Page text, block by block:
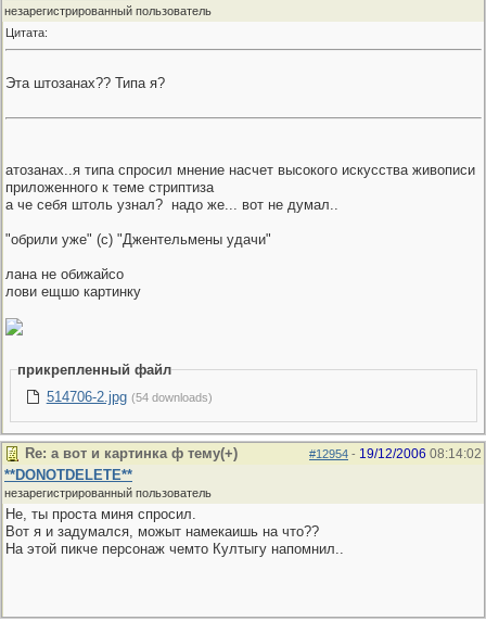
незарегистрированный пользователь
Цитата:
Эта штозанах?? Типа я?
атозанах..я типа спросил мнение насчет высокого искусства живописи
приложенного к теме стриптиза
а че себя штоль узнал? надо же... вот не думал..
"обрили уже" (с) "Джентельмены удачи"
лана не обижайсо
лови ещшо картинку
прикрепленный файл
514706-2.jpg (54 downloads)
#12954 - 19/12/2006 08:14:02
Re: а вот и картинка ф тему(+)
**DONOTDELETE**
незарегистрированный пользователь
Не, ты проста миня спросил.
Вот я и задумался, можыт намекаишь на что??
На этой пикче персонаж чемто Култыгу напомнил..